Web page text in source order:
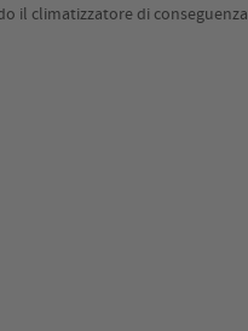
il climatizzatore di conseguenza.